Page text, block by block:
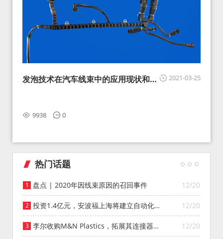
2021-03-25
发泡技术在汽车线束中的应用现状和展
9938 0
热门话题
12/20
盘点 | 2020年因线束原因的召回事件
12/20
投资1.4亿元，安波福上海将建立自动化智
能仓库
12/20
李尔收购M&N Plastics，拓展其连接器系
统业务